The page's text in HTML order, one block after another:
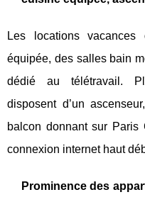
Les locations
équipée, des salles bain
dédié au télétravail.
disposent d’un
balcon donnant sur Paris
connexion internet haut
Prominence des